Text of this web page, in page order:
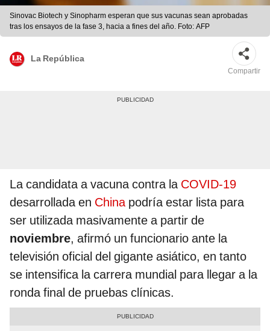
Sinovac Biotech y Sinopharm esperan que sus vacunas sean aprobadas
tras los ensayos de la fase 3, hacia a fines del año. Foto: AFP
La República
Compartir
La candidata a vacuna contra la COVID-19
desarrollada en Chinapodría estar lista para
ser utilizada masivamente a partir de
noviembre, afirmó un funcionario ante la
televisión oficial del gigante asiático, en tanto
se intensifica la carrera mundial para llegar a la
ronda final de pruebas clínicas.